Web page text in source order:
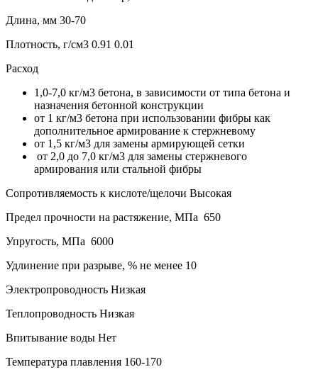
Длина, мм 30-70
Плотность, г/см3 0.91 0.01
Расход
1,0-7,0 кг/м3 бетона, в зависимости от типа бетона и
назначения бетонной конструкции
от 1 кг/м3 бетона при использовании фибры как
дополнительное армирование к стержневому
от 1,5 кг/м3 для замены армирующей сетки
от 2,0 до 7,0 кг/м3 для замены стержневого
армирования или стальной фибры
Сопротивляемость к кислоте/щелочи Высокая
Предел прочности на растяжение, МПа 650
Упругость, МПа 6000
Удлинение при разрыве, % не менее 10
Электропроводность Низкая
Теплопроводность Низкая
Впитывание воды Нет
Температура плавления 160-170